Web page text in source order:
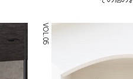
VOL.04